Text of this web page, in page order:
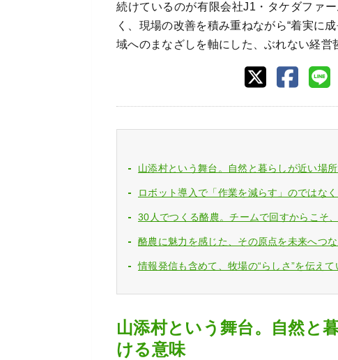
続けているのが有限会社J1・タケダファ
く、現場の改善を積み重ねながら“着実に
域へのまなざしを軸にした、ぶれない経営
山添村という舞台。自然と暮らしが近い場
ロボット導入で「作業を減らす」のではな
30人でつくる酪農。チームで回すからこそ
酪農に魅力を感じた、その原点を未来へつ
情報発信も含めて、牧場の“らしさ”を伝えて
山添村という舞台。自然と
ける意味